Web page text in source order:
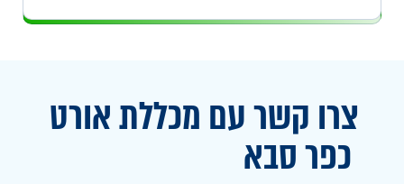
צרו קשר עם מכללת אורט
כפר סבא